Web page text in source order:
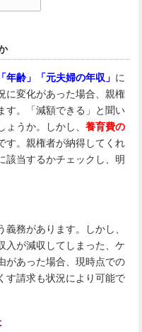
年齢」「元夫婦の年収」 に
に変化があった場合、親権
す。「減額できる」と聞い
うか。しかし、 養育費の
す。親権者が納得してくれ
該当するかチェックし、明
務があります。しかし、
入が減収してしまった、ケ
があった場合、現時点での
す請求も状況により可能で